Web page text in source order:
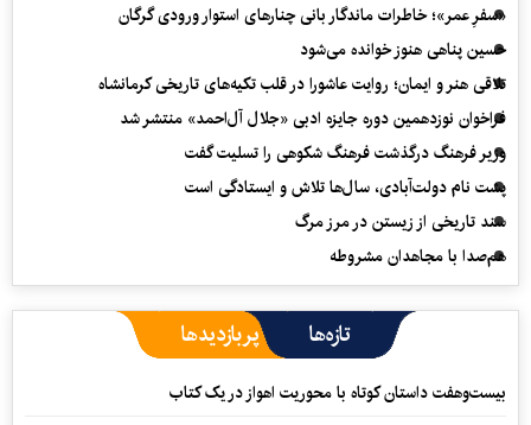
«سفرِ عمر»؛ خاطرات ماندگار بانی چنارهای استوار ورودی گرگان
حسین پناهی هنوز خوانده می‌شود
تلاقی هنر و ایمان؛ روایت عاشورا در قلب تکیه‌های تاریخی کرمانشاه
فراخوان نوزدهمین دوره جایزه ادبی «جلال آل‌احمد» منتشر شد
وزیر فرهنگ درگذشت فرهنگ شکوهی را تسلیت گفت
پشت نام دولت‌آبادی، سال‌ها تلاش و ایستادگی است
سند تاریخی از زیستن در مرز مرگ
هم‌صدا با مجاهدان مشروطه
تازه‌ها پربازدیدها
بیست‌وهفت داستان کوتاه با محوریت اهواز در یک کتاب